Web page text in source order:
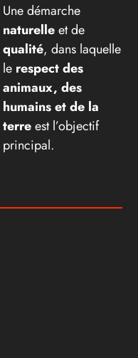
Une démarche
naturelleet de
qualité, dans laquelle
le respect des
animaux, des
humains et de la
terreest l’objectif
principal.